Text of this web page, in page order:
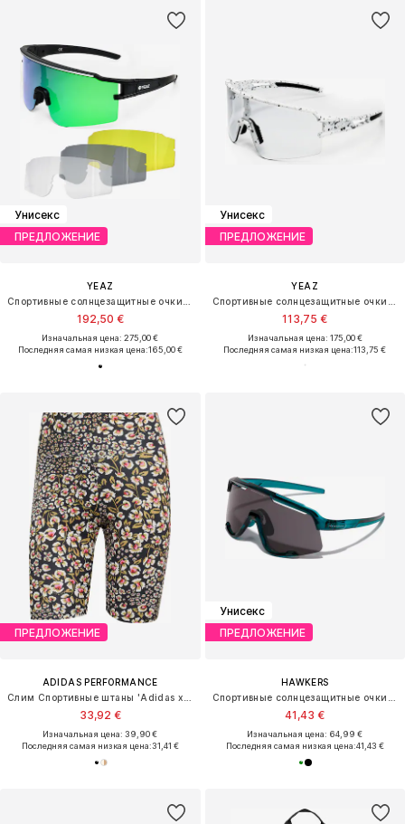
Унисекс
ПРЕДЛОЖЕНИЕ
YEAZ
192,50 €
Изначальная цена: 275,00 €
Последняя самая низкая цена:165,00 €
Унисекс
ПРЕДЛОЖЕНИЕ
YEAZ
113,75 €
Изначальная цена: 175,00 €
Последняя самая низкая цена:113,75 €
ПРЕДЛОЖЕНИЕ
ADIDAS PERFORMANCE
33,92 €
Изначальная цена: 39,90 €
Последняя самая низкая цена:31,41 €
Унисекс
ПРЕДЛОЖЕНИЕ
HAWKERS
41,43 €
Изначальная цена: 64,99 €
Последняя самая низкая цена:41,43 €